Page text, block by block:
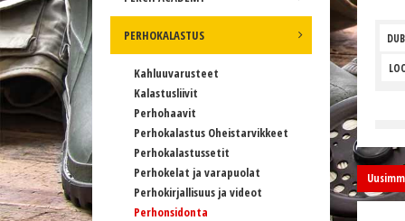
PERHOKALASTUS
Kahluuvarusteet
Kalastusliivit
Perhohaavit
Perhokalastus Oheistarvikkeet
Perhokalastussetit
Perhokelat ja varapuolat
Perhokirjallisuus ja videot
Perhonsidonta